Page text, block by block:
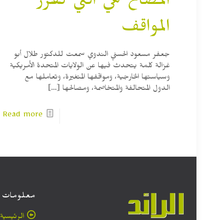
المواقف
جعفر مسعود الحسني الندوي سمعت للدكتور طلال أبو
غزالة كلمة يتحدث فيها عن الولايات المتحدة الأمريكية
وسياستها الخارجية، ومواقفها المتغيرة، وتعاملها مع
الدول المتحالفة والمتخاصمة، ومصالحها […]
Read more
معلومات
الرئيسية